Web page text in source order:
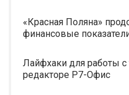
«Красная Поляна»
финансовые
Лайфхаки для работы с
редакторе Р7-Офис